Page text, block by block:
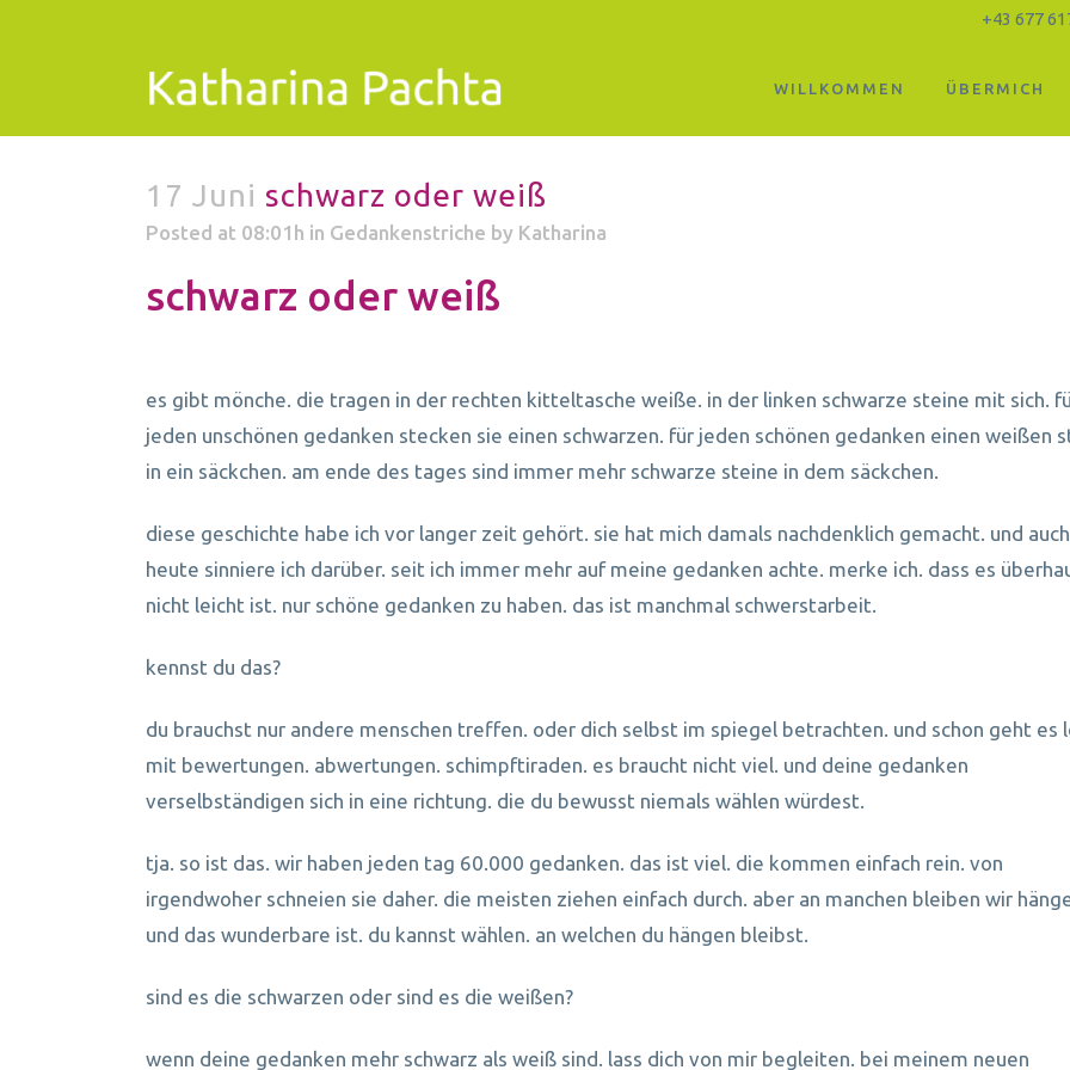
+43 677
WILLKOMMEN ÜBERMICH
17 Juni schwarz oder weiß
Posted at 08:01h in Gedankenstriche by Katharina
schwarz oder weiß
es gibt mönche. die tragen in der rechten kitteltasche weiße. in der linken schwarze steine mit sich.
jeden unschönen gedanken stecken sie einen schwarzen. für jeden schönen gedanken einen weißen
in ein säckchen. am ende des tages sind immer mehr schwarze steine in dem säckchen.
diese geschichte habe ich vor langer zeit gehört. sie hat mich damals nachdenklich gemacht. und auch
heute sinniere ich darüber. seit ich immer mehr auf meine gedanken achte. merke ich. dass es
nicht leicht ist. nur schöne gedanken zu haben. das ist manchmal schwerstarbeit.
kennst du das?
du brauchst nur andere menschen treffen. oder dich selbst im spiegel betrachten. und schon geht es
mit bewertungen. abwertungen. schimpftiraden. es braucht nicht viel. und deine gedanken
verselbständigen sich in eine richtung. die du bewusst niemals wählen würdest.
tja. so ist das. wir haben jeden tag 60.000 gedanken. das ist viel. die kommen einfach rein. von
irgendwoher schneien sie daher. die meisten ziehen einfach durch. aber an manchen bleiben wir
und das wunderbare ist. du kannst wählen. an welchen du hängen bleibst.
sind es die schwarzen oder sind es die weißen?
wenn deine gedanken mehr schwarz als weiß sind. lass dich von mir begleiten. bei meinem neuen